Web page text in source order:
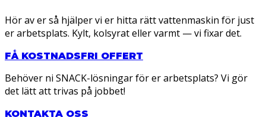
Hör av er så hjälper vi er hitta rätt vattenmaskin för just
er arbetsplats. Kylt, kolsyrat eller varmt — vi fixar det.
FÅ KOSTNADSFRI OFFERT
Behöver ni SNACK-lösningar för er arbetsplats? Vi gör
det lätt att trivas på jobbet!
KONTAKTA OSS